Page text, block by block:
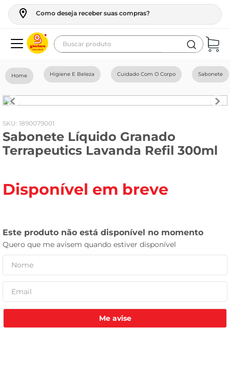
Como deseja receber suas compras?
Buscar produto
Higiene E Beleza Cuidado Com O Corpo Sabonete
: 1890079001
Sabonete Líquido Granado
Terrapeutics Lavanda Refil 300ml
Disponível em breve
Me avise
geladeira
fogao
café
cerveja
leite
leite pó